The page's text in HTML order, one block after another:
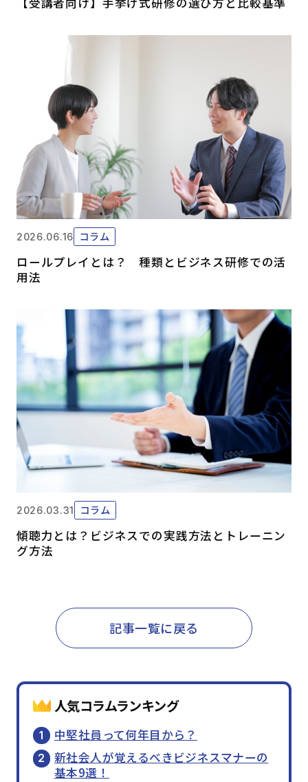
2026.06.16 コラム
ロールプレイとは？ 種類とビジネス研修での活
用法
2026.03.31 コラム
傾聴力とは？ビジネスでの実践方法とトレーニン
グ方法
記事一覧に戻る
人気コラムランキング
中堅社員って何年目から？
新社会人が覚えるべきビジネスマナーの
基本9選！